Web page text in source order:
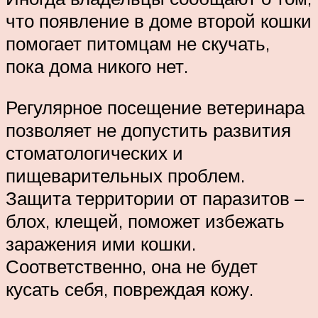
что появление в доме второй кошки
помогает питомцам не скучать,
пока дома никого нет.
Регулярное посещение ветеринара
позволяет не допустить развития
стоматологических и
пищеварительных проблем.
Защита территории от паразитов –
блох, клещей, поможет избежать
заражения ими кошки.
Соответственно, она не будет
кусать себя, повреждая кожу.